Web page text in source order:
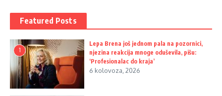
Featured Posts
1
Lepa Brena još jednom pala na pozornici,
njezina reakcija mnoge oduševila, pišu:
‘Profesionalac do kraja’
6 kolovoza, 2026